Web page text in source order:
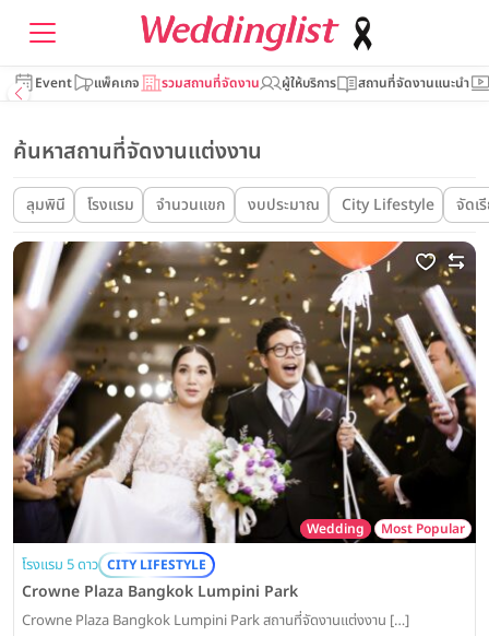
Event แพ็คเกจ รวมสถานที่จัดงาน ผู้ให้บริการ สถานที่จัดงานแนะนำ
ค้นหาสถานที่จัดงานแต่งงาน
ลุมพินี โรงแรม จำนวนแขก งบประมาณ City Lifestyle จัดเ
Wedding Most Popular
โรงแรม 5 ดาว CITY LIFESTYLE
Crowne Plaza Bangkok Lumpini Park
Crowne Plaza Bangkok Lumpini Park สถานที่จัดงานแต่งงาน […]